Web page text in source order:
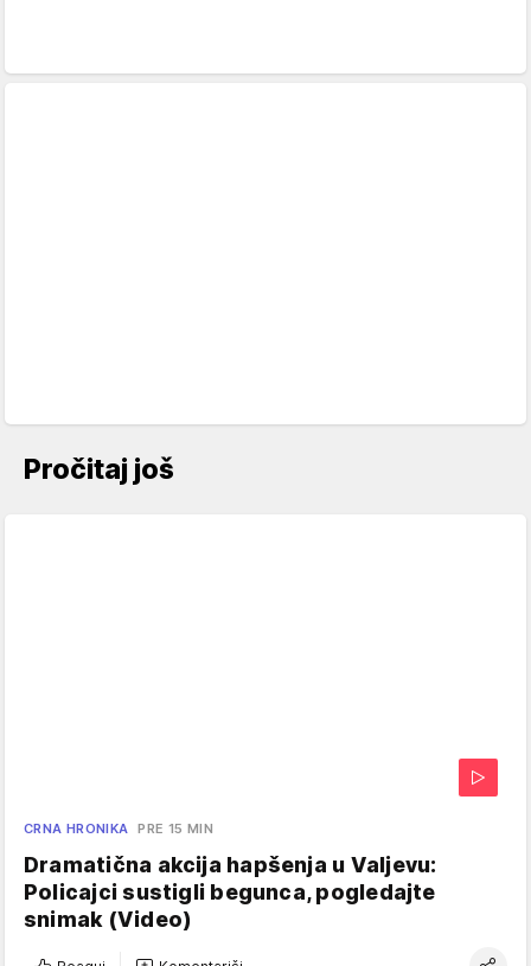
Pročitaj još
CRNA HRONIKA PRE 15 MIN
Dramatična akcija hapšenja u Valjevu:
Policajci sustigli begunca, pogledajte
snimak (Video)